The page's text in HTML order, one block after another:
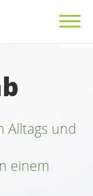
Alltags und
einem